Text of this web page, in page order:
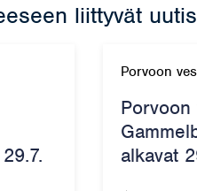
liittyvät
Porvoon
alkavat